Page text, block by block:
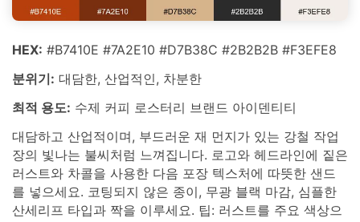
HEX: #B7410E #7A2E10 #D7B38C #2B2B2B #F3EFE8
분위기: 대담한, 산업적인, 차분한
최적 용도: 수제 커피 로스터리 브랜드 아이덴티티
대담하고 산업적이며, 부드러운 재 먼지가 있는 강철 작업
장의 빛나는 불씨처럼 느껴집니다. 로고와 헤드라인에 짙은
러스트와 차콜을 사용한 다음 포장 텍스처에 따뜻한 샌드
를 넣으세요. 코팅되지 않은 종이, 무광 블랙 마감, 심플한
산세리프 타입과 짝을 이루세요. 팁: 러스트를 주요 색상으